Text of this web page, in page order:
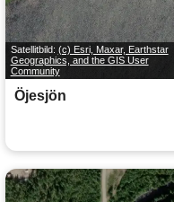
Satellitbild: (c) Esri, Maxar, Earthstar
Geographics, and the GIS User
Community
Öjesjön